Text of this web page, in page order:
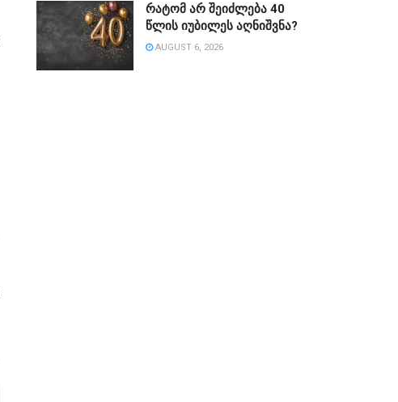
რატომ არ შეიძლება 40
წლის იუბილეს აღნიშვნა?
AUGUST 6, 2026